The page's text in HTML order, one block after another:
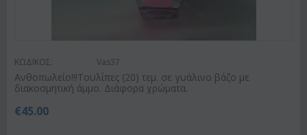
ΚΩΔΙΚΟΣ: Vas37
Ανθοπωλείο!!!Τουλίπες (20) τεμ. σε γυάλινο βάζο με
διακοσμητική άμμο. Διάφορα χρώματα.
€45.00